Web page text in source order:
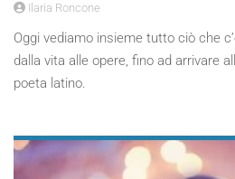
Ilaria Roncone
Oggi vediamo insieme tutto ciò che
dalla vita alle opere, fino ad arrivare
poeta latino.